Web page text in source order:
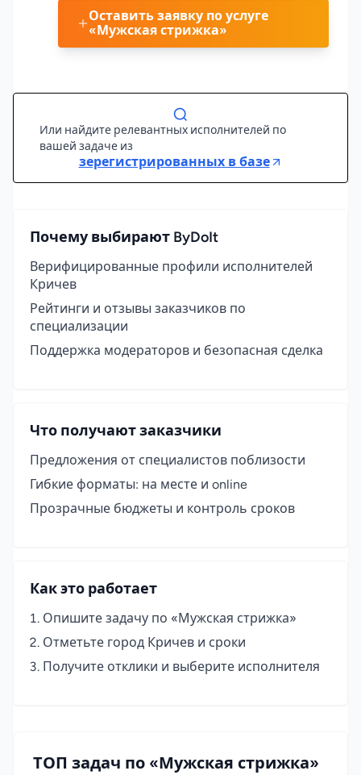
Оставить заявку по услуге
«Мужская стрижка»
Или найдите релевантных исполнителей по
вашей задаче из
зерегистрированных в базе
Почему выбирают ByDoIt
Верифицированные профили исполнителей
Кричев
Рейтинги и отзывы заказчиков по
специализации
Поддержка модераторов и безопасная сделка
Что получают заказчики
Предложения от специалистов поблизости
Гибкие форматы: на месте и online
Прозрачные бюджеты и контроль сроков
Как это работает
Опишите задачу по «Мужская стрижка»
Отметьте город Кричев и сроки
Получите отклики и выберите исполнителя
ТОП задач по «Мужская стрижка»